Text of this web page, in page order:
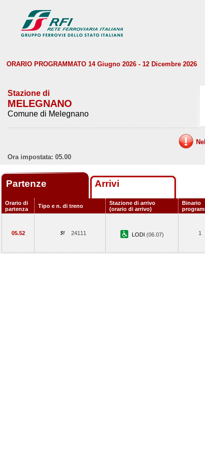
ORARIO PROGRAMMATO 14 Giugno 2026 - 12 Dicembre 2026
Stazione di
MELEGNANO
Comune di Melegnano
Ora impostata: 05.00
Partenze Arrivi
Orario di
partenza
Tipo e n. di treno
Stazione di arrivo
(orario di arrivo)
Binario
05.52 24111 LODI (06.07) 1